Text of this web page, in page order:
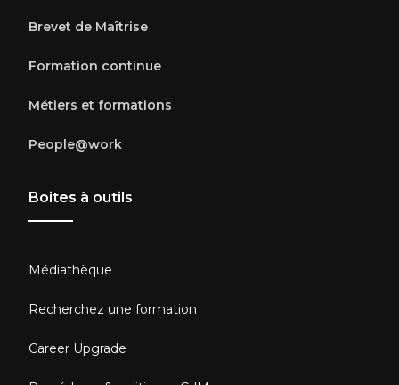
Brevet de Maîtrise
Formation continue
Métiers et formations
People@work
Boites à outils
Médiathèque
Recherchez une formation
Career Upgrade